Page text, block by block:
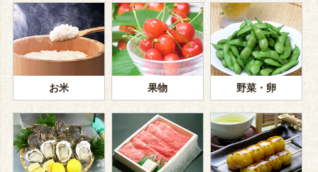
お米 果物 野菜・卵